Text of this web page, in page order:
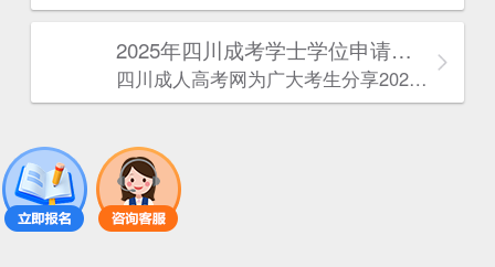
2025年‌‌‌‌四川成考学士学位申请条件
四川成人高考网​为广大考生分享2025年‌‌‌‌四川成考学士学位申请条件。为广大在职人员和社会人士提供学历提升的机会。更多四川成考考试信息，欢迎在线访问四川成人高考网。